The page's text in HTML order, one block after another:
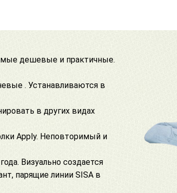
дешевые и практичные.
. Устанавливаются в
в других видах
Apply. Неповторимый и
Визуально создается
парящие линии SISAв